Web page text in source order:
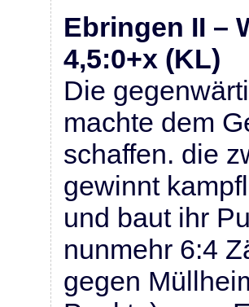
Ebringen II –
4,5:0+x (KL)
Die
machte dem
schaffen. die
gewinnt
und baut ihr
nunmehr 6:4
gegen